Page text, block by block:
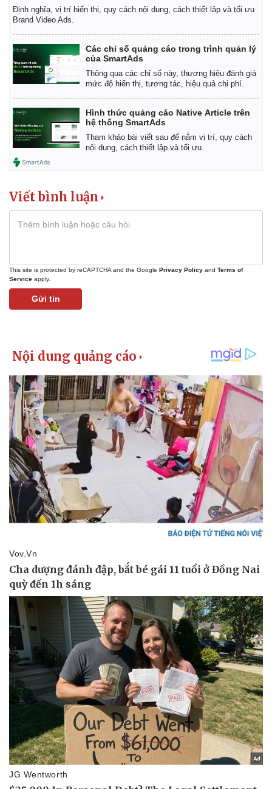
Kinh tế
Bất động sản
Khởi nghiệp
Thị trường
Giá vàng
Tiêu dùng
Tỷ giá
Chứng khoán
Giá cà phê
Định nghĩa, vị trí hiển thị, quy cách nội dung, cách thiết lập và tối ưu
Brand Video Ads.
Các chỉ số quảng cáo trong trình quản lý
của SmartAds
Thông qua các chỉ số này, thương hiệu đánh giá
mức độ hiển thị, tương tác, hiệu quả chi phí.
Hình thức quảng cáo Native Article trên
hệ thống SmartAds
Tham khảo bài viết sau để nắm vị trí, quy cách
nội dung, cách thiết lập và tối ưu.
Viết bình luận
This site is protected by reCAPTCHA and the Google Privacy Policy and Terms of
Service apply.
Gửi tin